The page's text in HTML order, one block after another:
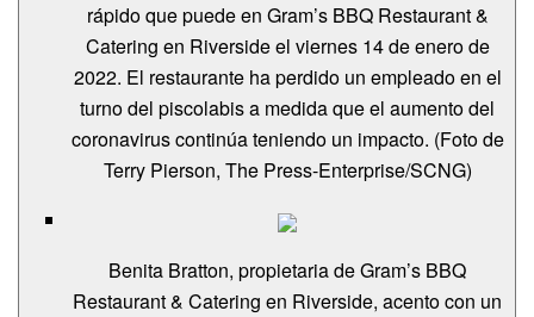
rápido que puede en Gram’s BBQ Restaurant &
Catering en Riverside el viernes 14 de enero de
2022. El restaurante ha perdido un empleado en el
turno del piscolabis a medida que el aumento del
coronavirus continúa teniendo un impacto. (Foto de
Terry Pierson, The Press-Enterprise/SCNG)
Benita Bratton, propietaria de Gram’s BBQ
Restaurant & Catering en Riverside, acento con un